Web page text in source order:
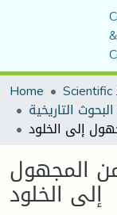
&
Home
التاريخية
المجهول
إلى الخلود